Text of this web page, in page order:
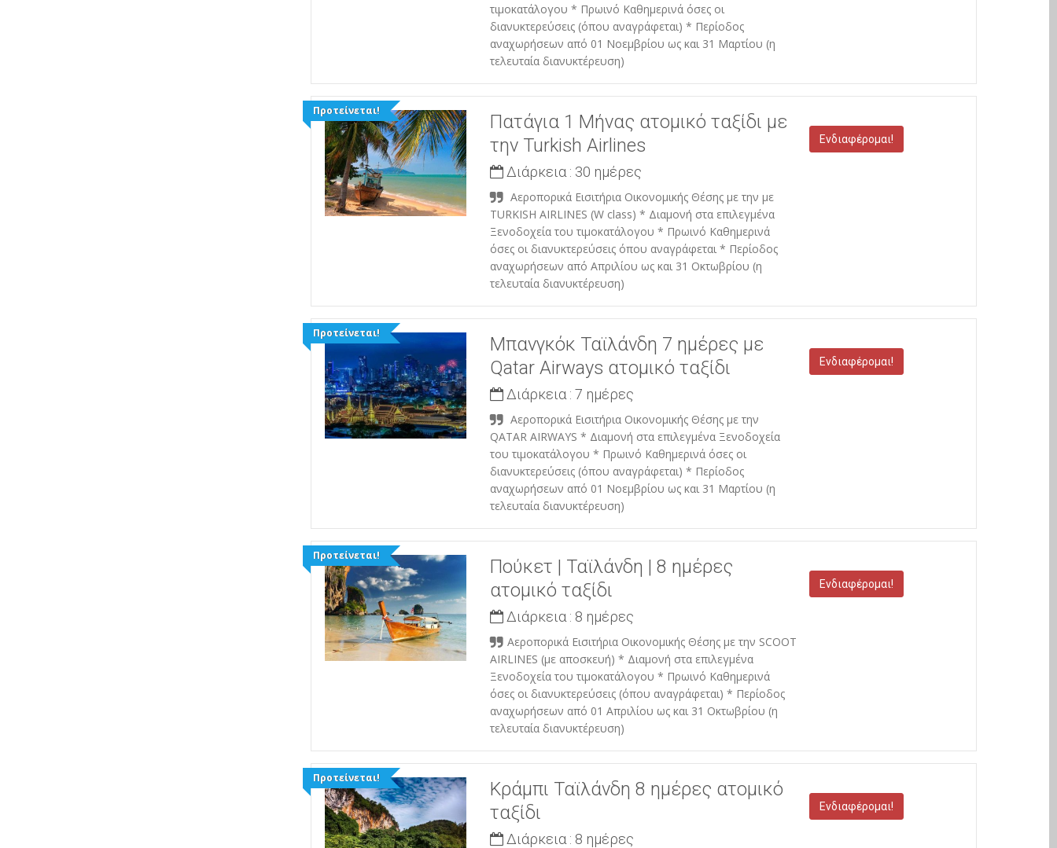
τιμοκατάλογου * Πρωινό Καθημερινά όσες οι
διανυκτερεύσεις (όπου αναγράφεται) * Περίοδος
αναχωρήσεων από 01 Νοεμβρίου ως και 31 Μαρτίου (η
τελευταία διανυκτέρευση)
Προτείνεται!
Πατάγια 1 Μήνας ατομικό ταξίδι με
την Turkish Airlines
Διάρκεια : 30 ημέρες
Αεροπορικά Εισιτήρια Οικονομικής Θέσης με την με
TURKISH AIRLINES (W class) * Διαμονή στα επιλεγμένα
Ξενοδοχεία του τιμοκατάλογου * Πρωινό Καθημερινά
όσες οι διανυκτερεύσεις όπου αναγράφεται * Περίοδος
αναχωρήσεων από Απριλίου ως και 31 Οκτωβρίου (η
τελευταία διανυκτέρευση)
Ενδιαφέρομαι!
Προτείνεται!
Μπανγκόκ Ταϊλάνδη 7 ημέρες με
Qatar Airways ατομικό ταξίδι
Διάρκεια : 7 ημέρες
Αεροπορικά Εισιτήρια Οικονομικής Θέσης με την
QATAR AIRWAYS * Διαμονή στα επιλεγμένα Ξενοδοχεία
του τιμοκατάλογου * Πρωινό Καθημερινά όσες οι
διανυκτερεύσεις (όπου αναγράφεται) * Περίοδος
αναχωρήσεων από 01 Νοεμβρίου ως και 31 Μαρτίου (η
τελευταία διανυκτέρευση)
Ενδιαφέρομαι!
Προτείνεται!
Πούκετ | Ταϊλάνδη | 8 ημέρες
ατομικό ταξίδι
Διάρκεια : 8 ημέρες
Αεροπορικά Εισιτήρια Οικονομικής Θέσης με την SCOOT
AIRLINES (με αποσκευή) * Διαμονή στα επιλεγμένα
Ξενοδοχεία του τιμοκατάλογου * Πρωινό Καθημερινά
όσες οι διανυκτερεύσεις (όπου αναγράφεται) * Περίοδος
αναχωρήσεων από 01 Απριλίου ως και 31 Οκτωβρίου (η
τελευταία διανυκτέρευση)
Ενδιαφέρομαι!
Προτείνεται!
Κράμπι Ταϊλάνδη 8 ημέρες ατομικό
ταξίδι
Διάρκεια : 8 ημέρες
Ενδιαφέρομαι!